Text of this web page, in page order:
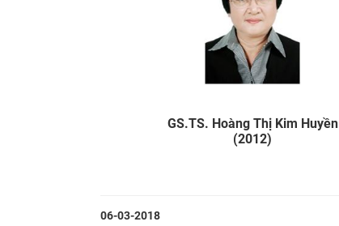
GS.TS. Hoàng Thị Kim Huyền
(2012)
06-03-2018